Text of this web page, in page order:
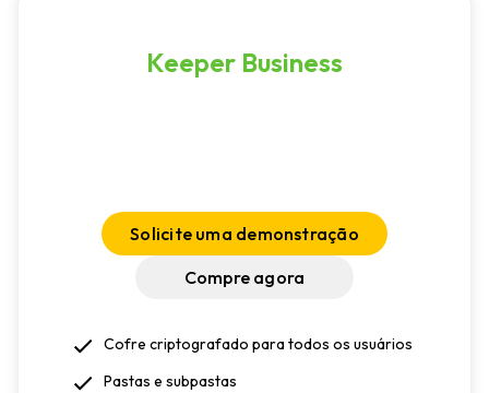
Keeper Business
Solicite uma demonstração
Compre agora
Cofre criptografado para todos os usuários
Pastas e subpastas